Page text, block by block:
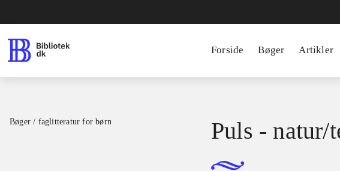
Forside Bøger Artikler
Bøger / faglitteratur for børn Puls - natur/